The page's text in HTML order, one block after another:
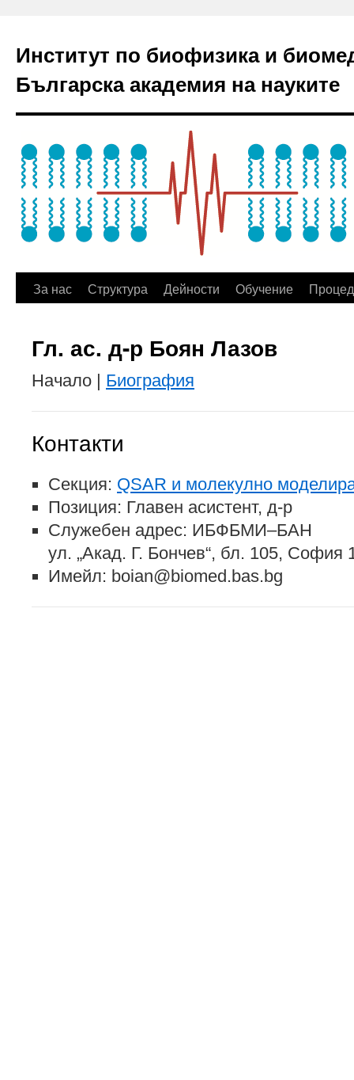
Институт по биофизика и
Българска академия на науките
За нас Структура Дейности Обучение
Гл. ас. д-р Боян Лазов
Начало | Биография
Контакти
Секция: QSAR и молекулно
Позиция: Главен асистент, д-р
Служебен адрес: ИБФБМИ–БАН
ул. „Акад. Г. Бончев“, бл. 105, София
Имейл: boian@biomed.bas.bg